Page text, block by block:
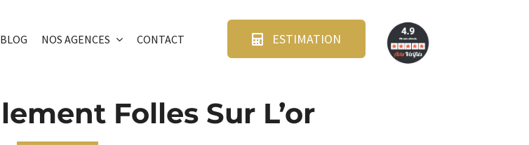
BLOG NOS AGENCES CONTACT ESTIMATION
Folles Sur L’or